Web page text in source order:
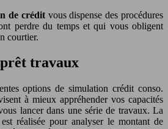
de créditvous dispense des procédures
perdre du temps et qui vous obligent
courtier.
travaux
options de simulation crédit conso.
à mieux appréhender vos capacités
lancer dans une série de travaux. La
réalisée pour analyser le montant de